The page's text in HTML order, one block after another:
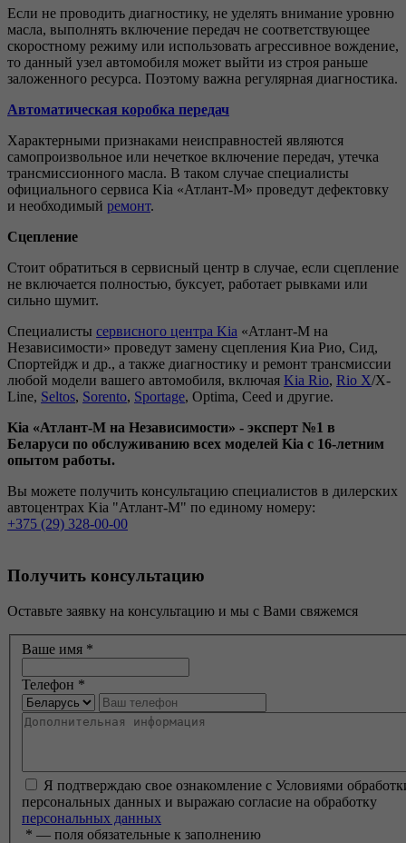
Если не проводить диагностику, не уделять внимание уровню
масла, выполнять включение передач не соответствующее
скоростному режиму или использовать агрессивное вождение,
то данный узел автомобиля может выйти из строя раньше
заложенного ресурса. Поэтому важна регулярная диагностика.
Автоматическая коробка передач
Характерными признаками неисправностей являются
самопроизвольное или нечеткое включение передач, утечка
трансмиссионного масла. В таком случае специалисты
официального сервиса Kia «Атлант-М» проведут дефектовку
и необходимый ремонт.
Сцепление
Стоит обратиться в сервисный центр в случае, если сцепление
не включается полностью, буксует, работает рывками или
сильно шумит.
Специалисты сервисного центра Kia «Атлант-М на
Независимости» проведут замену сцепления Киа Рио, Сид,
Спортейдж и др., а также диагностику и ремонт трансмиссии
любой модели вашего автомобиля, включая Kia Rio, Rio X/X-
Line, Seltos, Sorento, Sportage, Optima, Ceed и другие.
Kia «Атлант-М на Независимости» - эксперт №1 в
Беларуси по обслуживанию всех моделей Kia c 16-летним
опытом работы.
Вы можете получить консультацию специалистов в дилерских
автоцентрах Kia "Атлант-М" по единому номеру:
+375 (29) 328-00-00
Получить консультацию
Оставьте заявку на консультацию и мы с Вами свяжемся
Ваше имя *
Телефон *
Я подтверждаю свое ознакомление с Условиями
персональных данных и выражаю согласие на обработку
персональных данных
* — поля обязательные к заполнению